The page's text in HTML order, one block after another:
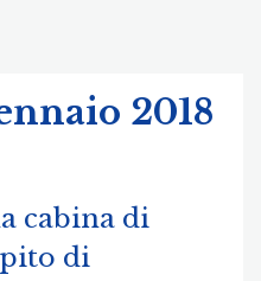
2018
cabina di
di